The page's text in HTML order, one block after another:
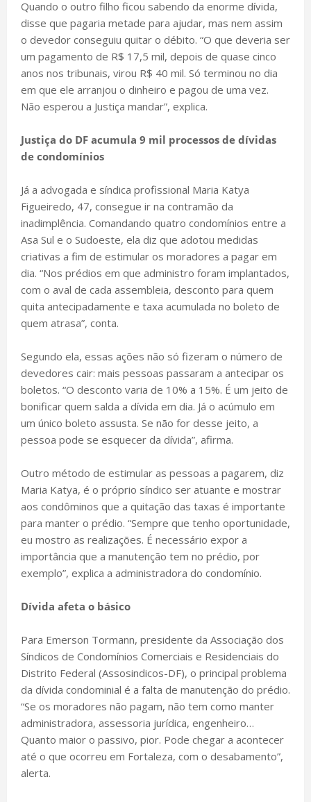
Quando o outro filho ficou sabendo da enorme dívida,
disse que pagaria metade para ajudar, mas nem assim
o devedor conseguiu quitar o débito. “O que deveria ser
um pagamento de R$ 17,5 mil, depois de quase cinco
anos nos tribunais, virou R$ 40 mil. Só terminou no dia
em que ele arranjou o dinheiro e pagou de uma vez.
Não esperou a Justiça mandar”, explica.
Justiça do DF acumula 9 mil processos de dívidas
de condomínios
Já a advogada e síndica profissional Maria Katya
Figueiredo, 47, consegue ir na contramão da
inadimplência. Comandando quatro condomínios entre a
Asa Sul e o Sudoeste, ela diz que adotou medidas
criativas a fim de estimular os moradores a pagar em
dia. “Nos prédios em que administro foram implantados,
com o aval de cada assembleia, desconto para quem
quita antecipadamente e taxa acumulada no boleto de
quem atrasa”, conta.
Segundo ela, essas ações não só fizeram o número de
devedores cair: mais pessoas passaram a antecipar os
boletos. “O desconto varia de 10% a 15%. É um jeito de
bonificar quem salda a dívida em dia. Já o acúmulo em
um único boleto assusta. Se não for desse jeito, a
pessoa pode se esquecer da dívida”, afirma.
Outro método de estimular as pessoas a pagarem, diz
Maria Katya, é o próprio síndico ser atuante e mostrar
aos condôminos que a quitação das taxas é importante
para manter o prédio. “Sempre que tenho oportunidade,
eu mostro as realizações. É necessário expor a
importância que a manutenção tem no prédio, por
exemplo”, explica a administradora do condomínio.
Dívida afeta o básico
Para Emerson Tormann, presidente da Associação dos
Síndicos de Condomínios Comerciais e Residenciais do
Distrito Federal (Assosindicos-DF), o principal problema
da dívida condominial é a falta de manutenção do prédio.
“Se os moradores não pagam, não tem como manter
administradora, assessoria jurídica, engenheiro…
Quanto maior o passivo, pior. Pode chegar a acontecer
até o que ocorreu em Fortaleza, com o desabamento”,
alerta.